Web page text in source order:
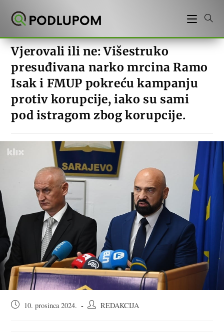
Vjerovali ili ne: Višestruko
presuđivana narko mrcina Ramo
Isak i FMUP pokreću kampanju
protiv korupcije, iako su sami
pod istragom zbog korupcije.
Objava10. prosinca 2024.
AutorREDAKCIJA